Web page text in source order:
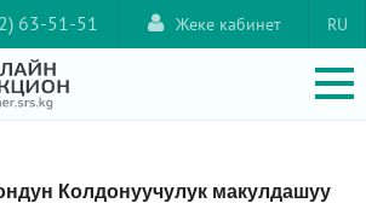
63-51-51 RU
Жеке кабинет
Колдонуучулук макулдашуу